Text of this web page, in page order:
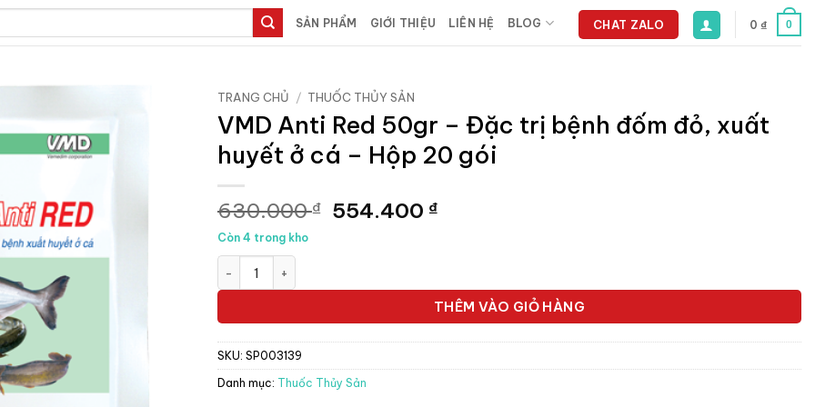
SẢN PHẨM GIỚI THIỆU LIÊN HỆ BLOG CHAT ZALO 0 ₫ 0
TRANG CHỦ / THUỐC THỦY SẢN
VMD Anti Red 50gr – Đặc trị bệnh đốm đỏ, xuất
huyết ở cá – Hộp 20 gói
630.000₫ Giá
554.400 ₫Giá
554.400 ₫.
Còn 4 trong kho
THÊM VÀO GIỎ HÀNG
SKU: SP003139
Danh mục: Thuốc Thủy Sản